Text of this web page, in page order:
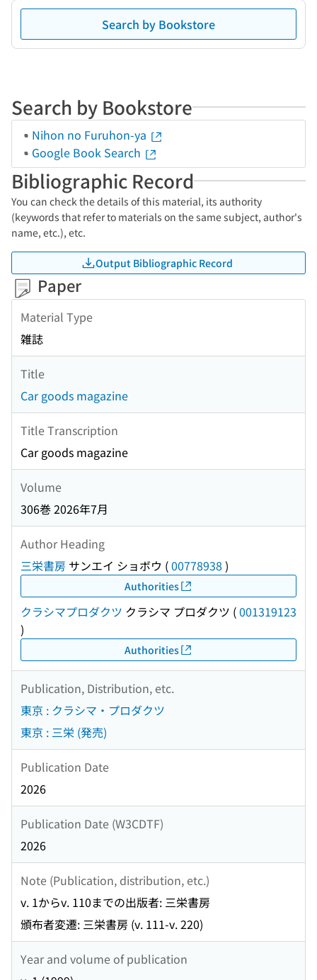
Search by Bookstore
Search by Bookstore
Nihon no Furuhon-ya
Google Book Search
Bibliographic Record
You can check the details of this material, its authority
(keywords that refer to materials on the same subject, author's
name, etc.), etc.
Output Bibliographic Record
Paper
Material Type
雑誌
Title
Car goods magazine
Title Transcription
Car goods magazine
Volume
306巻 2026年7月
Author Heading
三栄書房 サンエイ ショボウ (00778938 )
Authorities
クラシマプロダクツ クラシマ プロダクツ (001319123
)
Authorities
Publication, Distribution, etc.
東京 : クラシマ・プロダクツ
東京 : 三栄 (発売)
Publication Date
2026
Publication Date (W3CDTF)
2026
Note (Publication, distribution, etc.)
v. 1からv. 110までの出版者: 三栄書房
頒布者変遷: 三栄書房 (v. 111-v. 220)
Year and volume of publication